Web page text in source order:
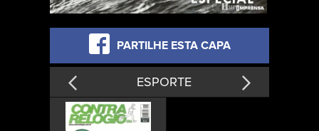
PARTILHE ESTA CAPA
ESPORTE